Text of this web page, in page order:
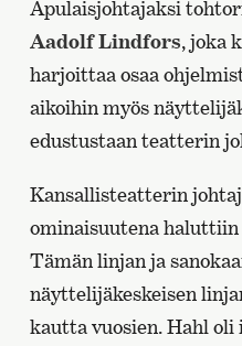
Apulaisjohtajaksi
Aadolf Lindfors, joka
harjoittaa osaa
aikoihin myös
edustustaan teatterin
Kansallisteatterin
ominaisuutena
Tämän linjan ja
näyttelijäkeskeisen
kautta vuosien. Hahl oli